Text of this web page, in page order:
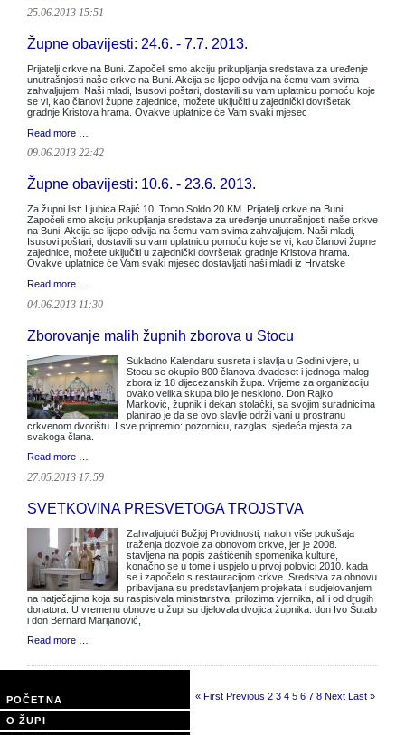
25.06.2013 15:51
Župne obavijesti: 24.6. - 7.7. 2013.
Prijatelji crkve na Buni. Započeli smo akciju prikupljanja sredstava za uređenje
unutrašnjosti naše crkve na Buni. Akcija se lijepo odvija na čemu vam svima
zahvaljujem. Naši mladi, Isusovi poštari, dostavili su vam uplatnicu pomoću koje
se vi, kao članovi župne zajednice, možete uključiti u zajednički dovršetak
gradnje Kristova hrama. Ovakve uplatnice će Vam svaki mjesec
Read more …
09.06.2013 22:42
Župne obavijesti: 10.6. - 23.6. 2013.
Za župni list: Ljubica Rajić 10, Tomo Soldo 20 KM. Prijatelji crkve na Buni.
Započeli smo akciju prikupljanja sredstava za uređenje unutrašnjosti naše crkve
na Buni. Akcija se lijepo odvija na čemu vam svima zahvaljujem. Naši mladi,
Isusovi poštari, dostavili su vam uplatnicu pomoću koje se vi, kao članovi župne
zajednice, možete uključiti u zajednički dovršetak gradnje Kristova hrama.
Ovakve uplatnice će Vam svaki mjesec dostavljati naši mladi iz Hrvatske
Read more …
04.06.2013 11:30
Zborovanje malih župnih zborova u Stocu
Sukladno Kalendaru susreta i slavlja u Godini vjere, u
Stocu se okupilo 800 članova dvadeset i jednoga malog
zbora iz 18 dijecezanskih župa. Vrijeme za organizaciju
ovako velika skupa bilo je nesklono. Don Rajko
Marković, župnik i dekan stolački, sa svojim suradnicima
planirao je da se ovo slavlje održi vani u prostranu
crkvenom dvorištu. I sve pripremio: pozornicu, razglas, sjedeća mjesta za
svakoga člana.
Read more …
27.05.2013 17:59
SVETKOVINA PRESVETOGA TROJSTVA
Zahvaljujući Božjoj Providnosti, nakon više pokušaja
traženja dozvole za obnovom crkve, jer je 2008.
stavljena na popis zaštićenih spomenika kulture,
konačno se u tome i uspjelo u prvoj polovici 2010. kada
se i započelo s restauracijom crkve. Sredstva za obnovu
pribavljana su predstavljanjem projekata i sudjelovanjem
na natječajima koja su raspisivala ministarstva, prilozima vjernika, ali i od drugih
donatora. U vremenu obnove u župi su djelovala dvojica župnika: don Ivo Šutalo
i don Bernard Marijanović,
Read more …
« First Previous 2 3 4 5 6 7 8 Next Last »
POČETNA
O ŽUPI